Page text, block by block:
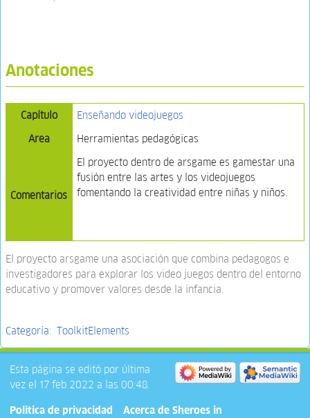
Anotaciones
Capítulo
Enseñando videojuegos
Area
Herramientas pedagógicas
Comentarios
El proyecto dentro de arsgame es gamestar una
fusión entre las artes y los videojuegos
fomentando la creatividad entre niñas y niños.
El proyecto arsgame una asociación que combina pedagogos e
investigadores para explorar los video juegos dentro del entorno
educativo y promover valores desde la infancia.
Categoría: ToolkitElements
Esta página se editó por última
vez el 17 feb 2022 a las 00:48.
Política de privacidad
Acerca de Sheroes in